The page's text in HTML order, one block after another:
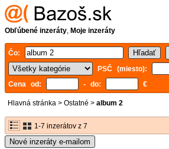
Obľúbené inzeráty, Moje inzeráty
Čo:
PSČ (miesto):
Cena od:
- do: €
Hlavná stránka > Ostatné > album 2
1-7 inzerátov z 7
Nové inzeráty e-mailom